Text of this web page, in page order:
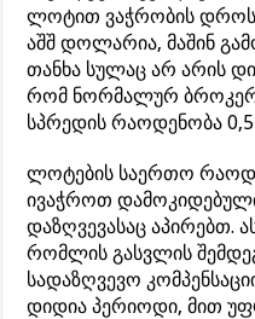
ლოტით ვაჭრობის დროს
აშშ დოლარია, მაშინ
თანხა სულაც არ არის
რომ ნორმალურ
სპრედის რაოდენობა
ლოტების საერთო
ივაჭროთ
დაზღვევასაც აპირებთ.
რომლის გასვლის
სადაზღვევო
დიდია პერიოდი, მით